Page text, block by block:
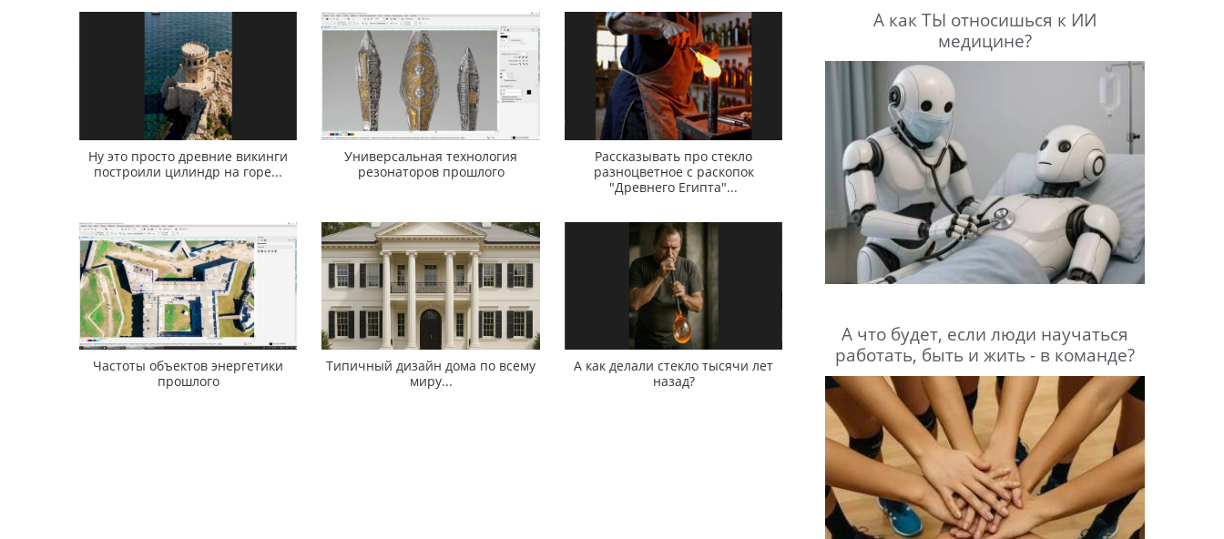
Ну это просто древние викинги
построили цилиндр на горе...
Универсальная технология
резонаторов прошлого
Рассказывать про стекло
разноцветное с раскопок
"Древнего Египта"...
Частоты объектов энергетики
прошлого
Типичный дизайн дома по всему
миру...
А как делали стекло тысячи лет
назад?
А как ТЫ относишься к ИИ
медицине?
А что будет, если люди научаться
работать, быть и жить - в команде?